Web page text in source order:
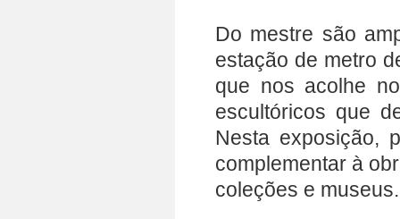
Do mestre são
estação de metro
que nos acolhe
escultóricos que
Nesta exposição,
complementar à
coleções e museus.